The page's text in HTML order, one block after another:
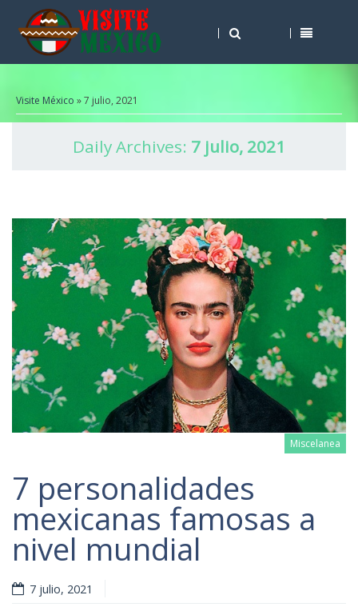
Visite México » 7 julio, 2021
Daily Archives: 7 julio, 2021
Miscelanea
Read more
7 personalidades
mexicanas famosas a
nivel mundial
7 julio, 2021